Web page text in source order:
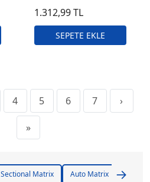
1.312,99 TL
4 5 6 7 ›
»
Sectional Matrix Auto Matrix Matrix
→